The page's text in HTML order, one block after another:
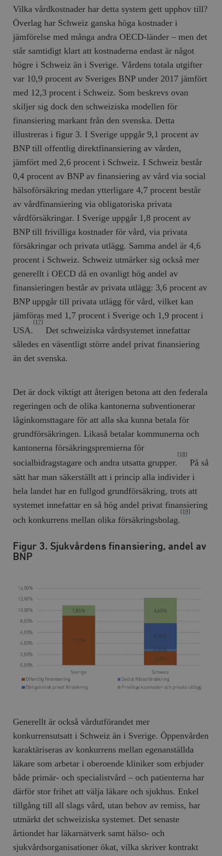
Vilka vårdkostnader har detta system gett upphov till?
Överlag har Schweiz ganska höga kostnader i
jämförelse med många andra OECD-länder – men det
står samtidigt klart att kostnaderna endast är något
högre i Schweiz än i Sverige. Vårdens totala utgifter
var 10,9 procent av Sveriges BNP under 2017 jämfört
med 12,3 procent i Schweiz. Som beskrevs ovan
skiljer sig dock den schweiziska modellen för
finansiering markant från den svenska. Detta
illustreras i figur 3. I Sverige uppgår 9,1 procent av
BNP till offentlig direktfinansiering av vården,
jämfört med 2,6 procent i Schweiz. I Schweiz består
0,4 procent av BNP av finansiering av vård via social
hälsoförsäkring medan ytterligare 4,7 procent består
av vårdfinansiering via obligatoriska privata
vårdförsäkringar. I Sverige uppgår 1,8 procent av
BNP till frivilliga kostnader för vård, via privata
försäkringar och privata utlägg. Samma andel är 4,6
procent i Schweiz. Schweiz utmärker sig också mer
generellt i OECD då en ovanligt hög andel av
finansieringen består av privata utlägg: 3,6 procent av
BNP uppgår till privata utlägg för vård, vilket kan
jämföras med 1,7 procent i Sverige och 1,9 procent i
USA.
[17]
Det schweiziska vårdsystemet innefattar
således en väsentligt större andel privat finansiering
än det svenska.
Det är dock viktigt att återigen betona att den federala
regeringen och de olika kantonerna subventionerar
låginkomsttagare för att alla ska kunna betala för
grundförsäkringen. Likaså betalar kommunerna och
kantonerna försäkringspremierna för
socialbidragstagare och andra utsatta grupper.
[18]
På så
sätt har man säkerställt att i princip alla individer i
hela landet har en fullgod grundförsäkring, trots att
systemet innefattar en så hög andel privat finansiering
och konkurrens mellan olika försäkringsbolag.
[19]
Figur 3. Sjukvårdens finansiering, andel av
BNP
Generellt är också vårdutförandet mer
konkurrensutsatt i Schweiz än i Sverige. Öppenvården
karaktäriseras av konkurrens mellan egenanställda
läkare som arbetar i oberoende kliniker som erbjuder
både primär- och specialistvård – och patienterna har
därför stor frihet att välja läkare och sjukhus. Enkel
tillgång till all slags vård, utan behov av remiss, har
utmärkt det schweiziska systemet. Det senaste
årtiondet har läkarnätverk samt hälso- och
sjukvårdsorganisationer ökat, vilka skriver kontrakt